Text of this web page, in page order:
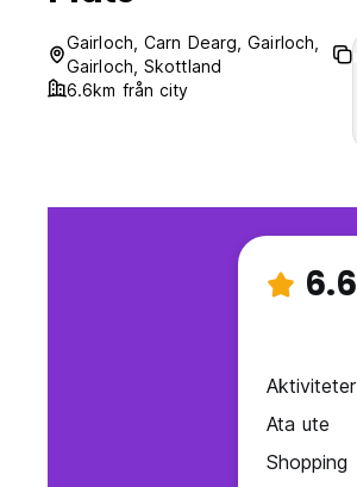
Gairloch, Carn Dearg, Gairloch,
Gairloch, Skottland
6.6km från city
6.6
Aktiviteter
Ata ute
Shopping